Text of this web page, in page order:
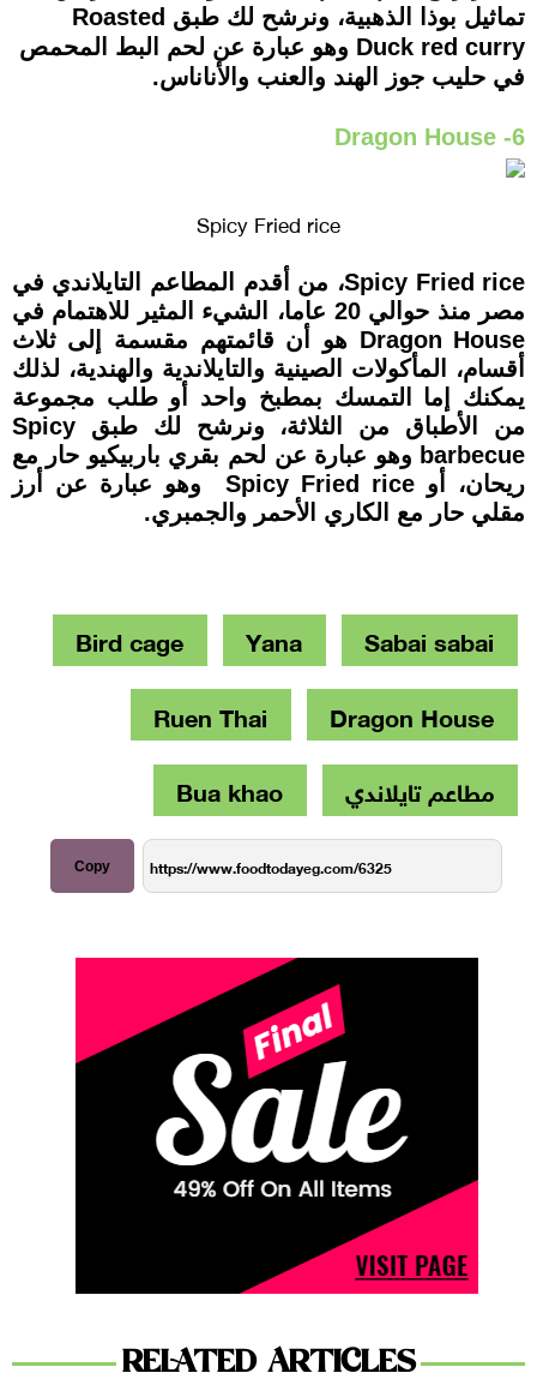
تماثيل بوذا الذهبية، ونرشح لك طبق Roasted
Duck red curry وهو عبارة عن لحم البط المحمص
في حليب جوز الهند والعنب والأناناس.
6- Dragon House
Spicy Fried rice
Spicy Fried rice، من أقدم المطاعم التايلاندي في
مصر منذ حوالي 20 عاما، الشيء المثير للاهتمام في
Dragon House هو أن قائمتهم مقسمة إلى ثلاث
أقسام، المأكولات الصينية والتايلاندية والهندية، لذلك
يمكنك إما التمسك بمطبخ واحد أو طلب مجموعة
من الأطباق من الثلاثة، ونرشح لك طبق Spicy
barbecue وهو عبارة عن لحم بقري باربيكيو حار مع
ريحان، أو Spicy Fried rice وهو عبارة عن أرز
مقلي حار مع الكاري الأحمر والجمبري.
Sabai sabai
Yana
Bird cage
Dragon House
Ruen Thai
مطاعم تايلاندي
Bua khao
Copy
RELATED ARTICLES